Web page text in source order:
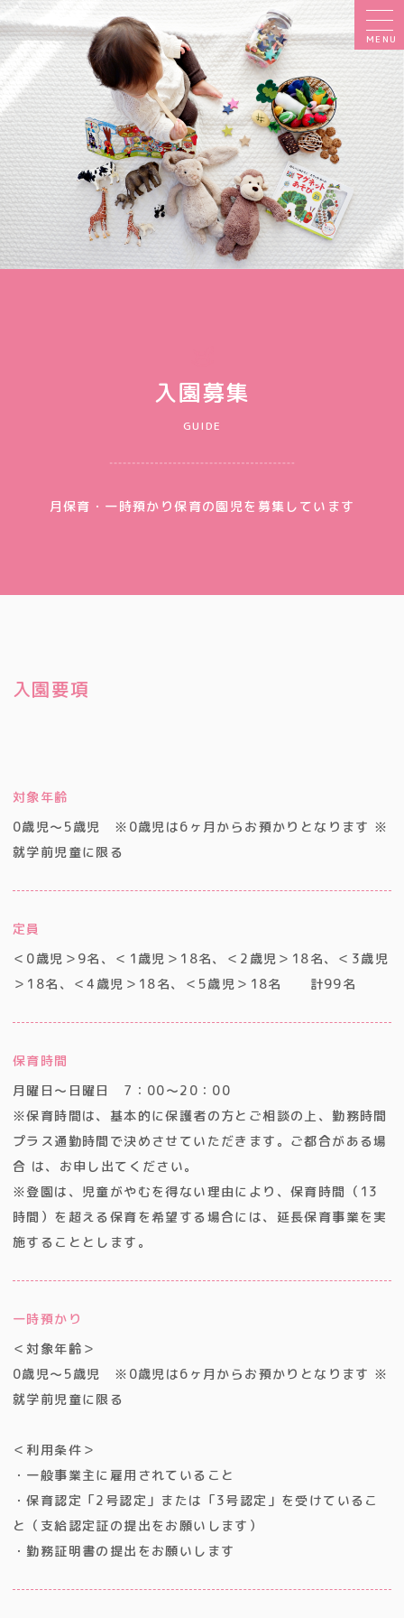
MENU
入園募集
GUIDE
月保育・一時預かり保育の園児を募集しています
入園要項
対象年齢
0歳児～5歳児 ※0歳児は6ヶ月からお預かりとなります ※
就学前児童に限る
定員
＜0歳児＞9名、＜1歳児＞18名、＜2歳児＞18名、＜3歳児
＞18名、＜4歳児＞18名、＜5歳児＞18名 計99名
保育時間
月曜日～日曜日 7：00～20：00
※保育時間は、基本的に保護者の方とご相談の上、勤務時間
プラス通勤時間で決めさせていただきます。ご都合がある場
合 は、お申し出てください。
※登園は、児童がやむを得ない理由により、保育時間（13
時間）を超える保育を希望する場合には、延長保育事業を実
施することとします。
一時預かり
＜対象年齢＞
0歳児～5歳児 ※0歳児は6ヶ月からお預かりとなります ※
就学前児童に限る
＜利用条件＞
・一般事業主に雇用されていること
・保育認定「2号認定」または「3号認定」を受けているこ
と（支給認定証の提出をお願いします）
・勤務証明書の提出をお願いします